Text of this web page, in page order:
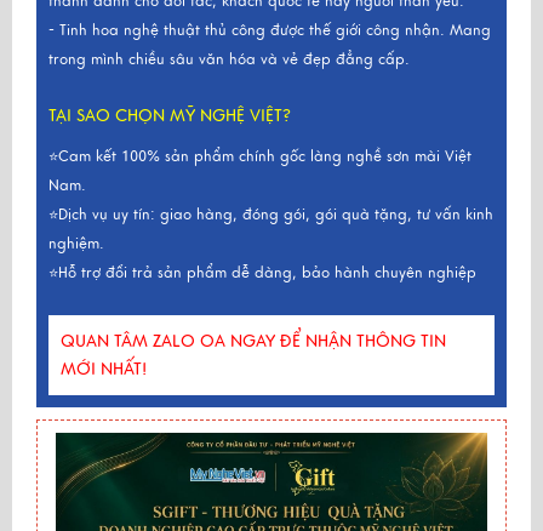
- Tinh hoa nghệ thuật thủ công được thế giới công nhận. Mang
trong mình chiều sâu văn hóa và vẻ đẹp đẳng cấp.
TẠI SAO CHỌN MỸ NGHỆ VIỆT?
⭐Cam kết 100% sản phẩm chính gốc làng nghề sơn mài Việt
Nam.
⭐Dịch vụ uy tín: giao hàng, đóng gói, gói quà tặng, tư vấn kinh
nghiệm.
⭐Hỗ trợ đổi trả sản phẩm dễ dàng, bảo hành chuyên nghiệp
QUAN TÂM ZALO OA NGAY ĐỂ NHẬN THÔNG TIN
MỚI NHẤT!